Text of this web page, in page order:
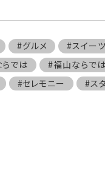
#グルメ #スイーツ
では #福山ならでは
#セレモニー #ス